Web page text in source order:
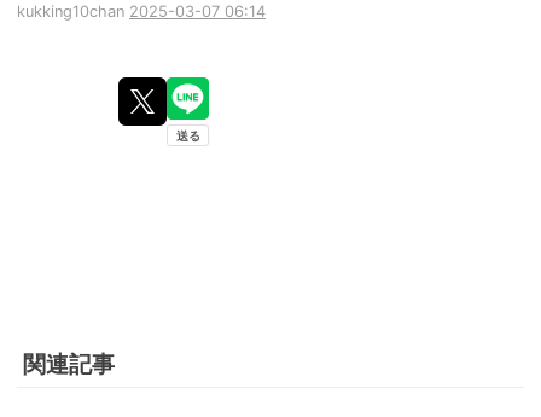
kukking10chan 2025-03-07 06:14
関連記事